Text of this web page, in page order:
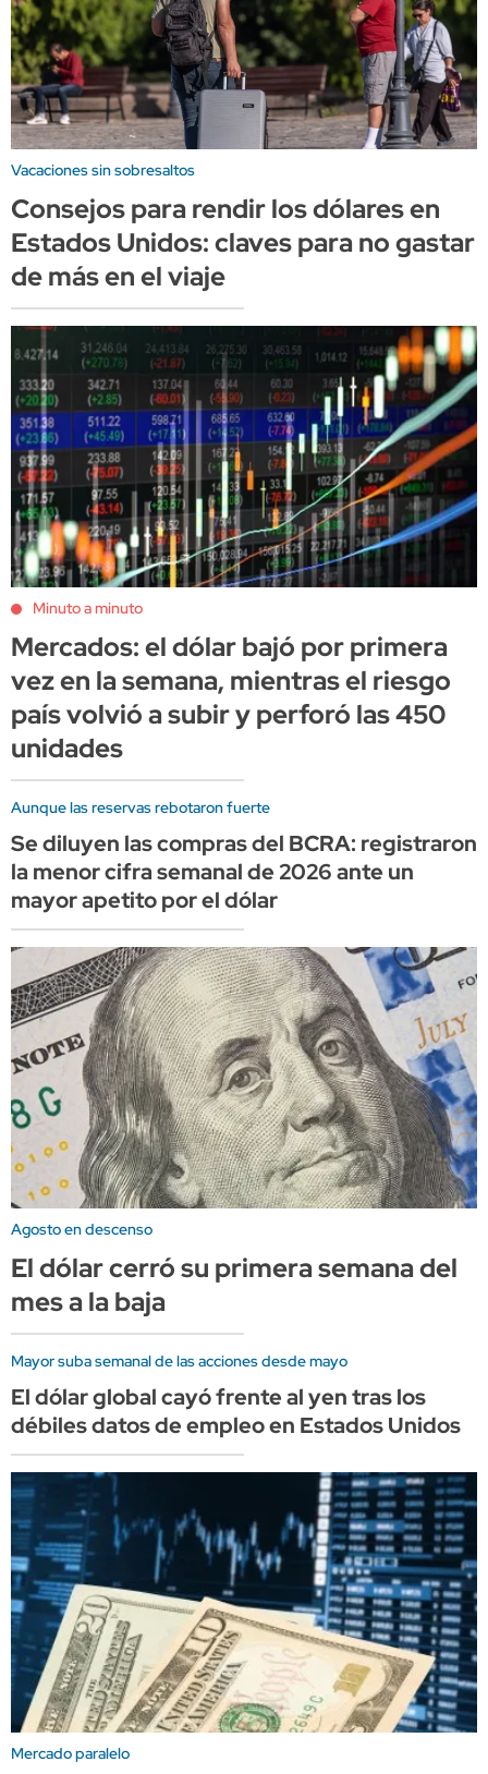
Vacaciones sin sobresaltos
Consejos para rendir los dólares en
Estados Unidos: claves para no gastar
de más en el viaje
Minuto a minuto
Mercados: el dólar bajó por primera
vez en la semana, mientras el riesgo
país volvió a subir y perforó las 450
unidades
Aunque las reservas rebotaron fuerte
Se diluyen las compras del BCRA: registraron
la menor cifra semanal de 2026 ante un
mayor apetito por el dólar
Agosto en descenso
El dólar cerró su primera semana del
mes a la baja
Mayor suba semanal de las acciones desde mayo
El dólar global cayó frente al yen tras los
débiles datos de empleo en Estados Unidos
Mercado paralelo